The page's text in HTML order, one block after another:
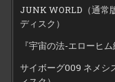
JUNK WORLD（通常
ディスク）
『宇宙の法-エローヒ
サイボーグ009 ネメシ